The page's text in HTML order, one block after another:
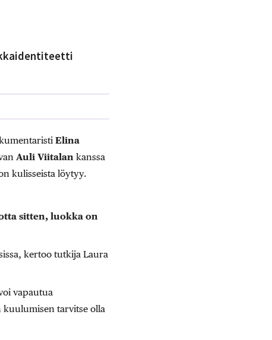
Elina
Auli Viitalan kanssa
kulisseista löytyy.
sitten, luokka on
kertoo tutkija Laura
vapautua
tarvitse olla